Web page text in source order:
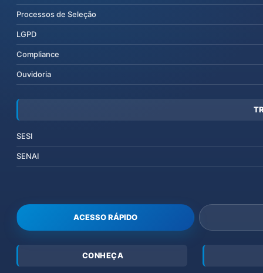
Processos de Seleção
LGPD
Compliance
Ouvidoria
SESI
SENAI
ACESSO RÁPIDO
CONHEÇA